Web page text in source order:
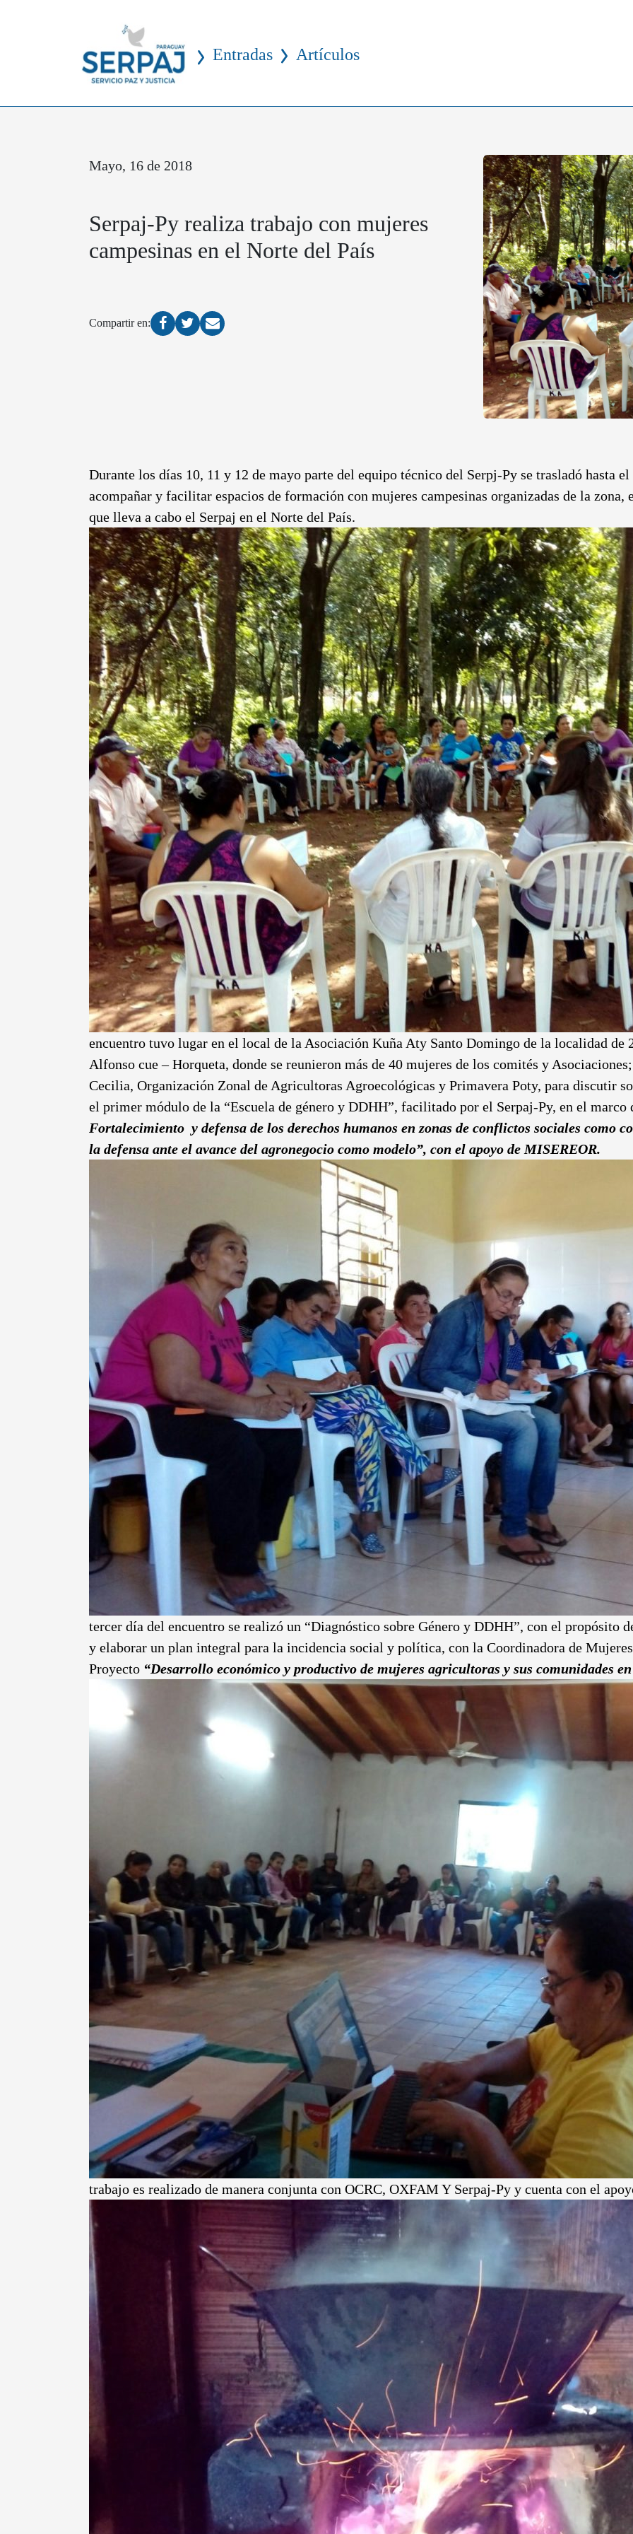
Entradas Artículos
Mayo, 16 de 2018
Serpaj-Py realiza trabajo con mujeres
campesinas en el Norte del País
Compartir en:
Durante los días 10, 11 y 12 de mayo parte del equipo técnico del Serpj-Py se trasladó hasta
acompañar y facilitar espacios de formación con mujeres campesinas organizadas de la
que lleva a cabo el Serpaj en el Norte del País.
encuentro tuvo lugar en el local de la Asociación Kuña Aty Santo Domingo de la localidad de
Alfonso cue – Horqueta, donde se reunieron más de 40 mujeres de los comités y
Cecilia, Organización Zonal de Agricultoras Agroecológicas y Primavera Poty, para discutir
el primer módulo de la “Escuela de género y DDHH”, facilitado por el Serpaj-Py, en el
Fortalecimiento y defensa de los derechos humanos en zonas de conflictos sociales como
la defensa ante el avance del agronegocio como modelo”, con el apoyo de MISEREOR.
tercer día del encuentro se realizó un “Diagnóstico sobre Género y DDHH”, con el propósito
y elaborar un plan integral para la incidencia social y política, con la Coordinadora de
Proyecto “Desarrollo económico y productivo de mujeres agricultoras y sus comunidades
trabajo es realizado de manera conjunta con OCRC, OXFAM Y Serpaj-Py y cuenta con el